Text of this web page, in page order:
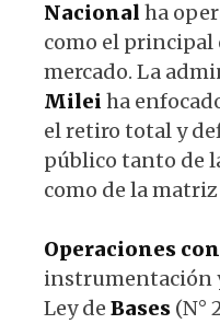
Nacional ha
como el principal
mercado. La
Milei ha
el retiro total y
público tanto de
como de la
Operaciones
instrumentación
Ley de Bases (N°